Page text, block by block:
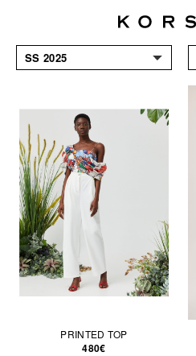
SS 2025
COATS & JACKETS
VESTIR
JUMPSUITS & SHORTS
KNITWEAR
SHIRTS & BLOUSES
SKIRTS
T-SHIRTS &
SWEATSHIRTS
PRINTED TOP
480€